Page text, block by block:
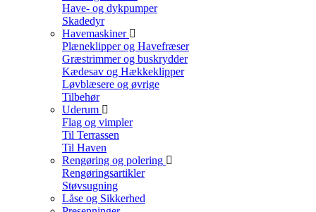
Have- og dykpumper
Skadedyr
Havemaskiner
Plæneklipper og Havefræser
Græstrimmer og buskrydder
Kædesav og Hækkeklipper
Løvblæsere og øvrige
Tilbehør
Uderum
Flag og vimpler
Til Terrassen
Til Haven
Rengøring og polering
Rengøringsartikler
Støvsugning
Låse og Sikkerhed